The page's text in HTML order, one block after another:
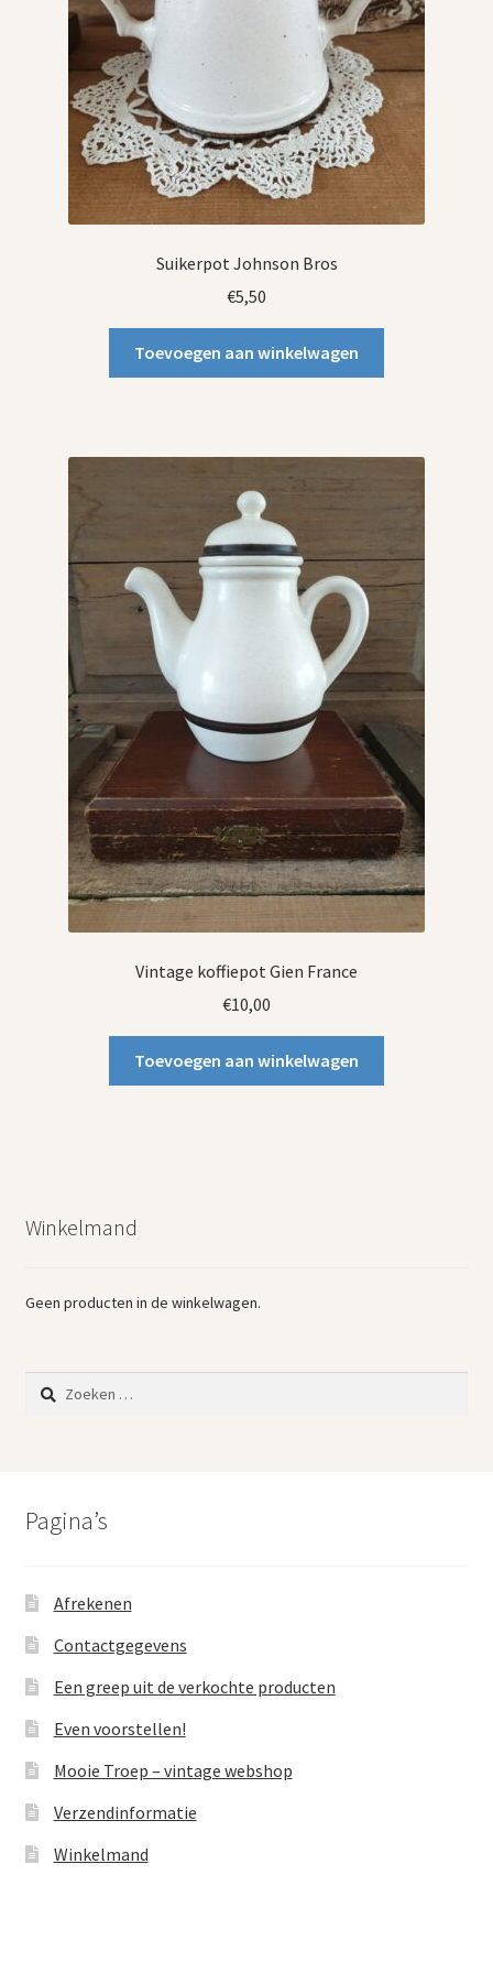
Suikerpot Johnson Bros
€5,50
Toevoegen aan winkelwagen
Vintage koffiepot Gien France
€10,00
Toevoegen aan winkelwagen
Winkelmand
Geen producten in de winkelwagen.
Zoeken
naar:
Pagina’s
Afrekenen
Contactgegevens
Een greep uit de verkochte producten
Even voorstellen!
Mooie Troep – vintage webshop
Verzendinformatie
Winkelmand